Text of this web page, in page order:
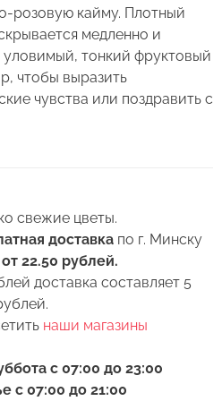
розовую кайму. Плотный
медленно и
уловимый, тонкий фруктовый
чтобы выразить
чувства или поздравить с
свежие цветы.
доставкапо г. Минску
от 22.50 рублей.
доставка составляет 5
наши магазины
с 07:00 до 23:00
с 07:00 до 21:00
букет, убедитесь, что
В зимнее время, даже
с холодным
будет губителен
в зимнее время
в специальных
быть прохладная,
менять воду ежедневно.
цветы перед тем, как
можно обновить ножом
цветы в вазу,
удалить. Если они
адрес
Китай
поля, чтобы мы могли
с Вами.
заказ